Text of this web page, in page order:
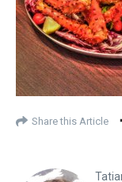
Share this Article